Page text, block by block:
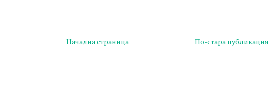
По-стара публикация
Начална страница